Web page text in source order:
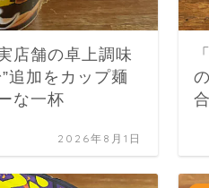
店舗の卓上調味
追加をカップ麺
な一杯
2026年8月1日